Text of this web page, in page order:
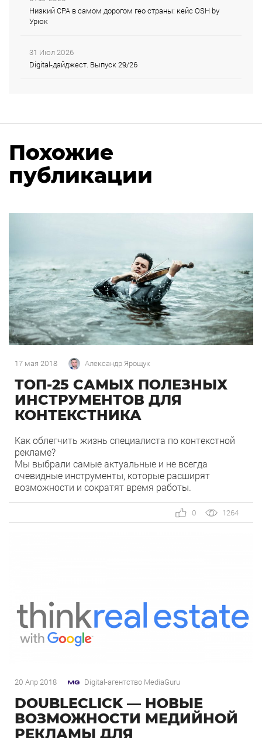
Низкий CPA в самом дорогом гео страны: кейс OSH by
Урюк
31 Июл 2026
Digital-дайджест. Выпуск 29/26
Похожие
публикации
17 мая 2018 Александр Ярощук
ТОП-25 САМЫХ ПОЛЕЗНЫХ
ИНСТРУМЕНТОВ ДЛЯ
КОНТЕКСТНИКА
Как облегчить жизнь специалиста по контекстной
рекламе?
Мы выбрали самые актуальные и не всегда
очевидные инструменты, которые расширят
возможности и сократят время работы.
1264
0
20 Апр 2018 Digital-агентство MediaGuru
DOUBLECLICK — НОВЫЕ
ВОЗМОЖНОСТИ МЕДИЙНОЙ
РЕКЛАМЫ ДЛЯ